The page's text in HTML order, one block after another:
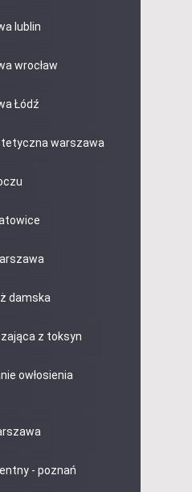
lublin
wrocław
Łódź
warszawa
damska
z toksyn
owłosienia
- poznań